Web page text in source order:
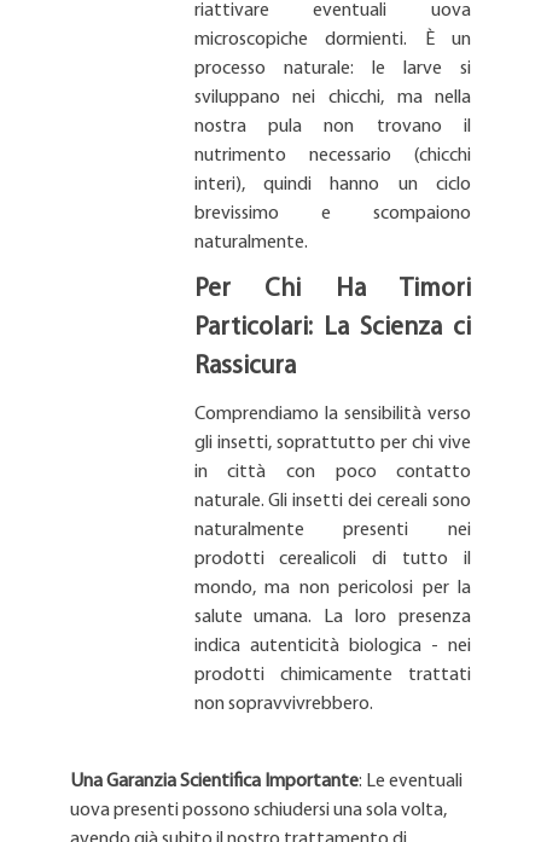
riattivare eventuali uova
microscopiche dormienti. È un
processo naturale: le larve si
sviluppano nei chicchi, ma nella
nostra pula non trovano il
nutrimento necessario (chicchi
interi), quindi hanno un ciclo
brevissimo e scompaiono
naturalmente.
Per Chi Ha Timori
Particolari: La Scienza ci
Rassicura
Comprendiamo la sensibilità verso
gli insetti, soprattutto per chi vive
in città con poco contatto
naturale. Gli insetti dei cereali sono
naturalmente presenti nei
prodotti cerealicoli di tutto il
mondo, ma non pericolosi per la
salute umana. La loro presenza
indica autenticità biologica - nei
prodotti chimicamente trattati
non sopravvivrebbero.
Una Garanzia Scientifica Importante: Le eventuali
uova presenti possono schiudersi una sola volta,